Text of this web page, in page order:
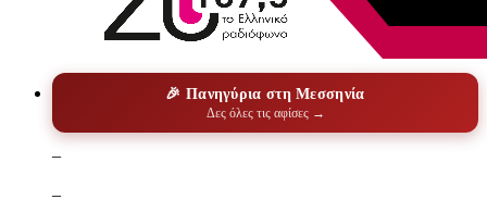
🎉 Πανηγύρια στη Μεσσηνία
Δες όλες τις αφίσες →
–
–